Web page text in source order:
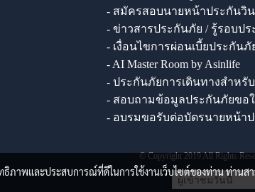
- สมัครสอบนายหน้าประกันวิ
- ข่าวสารประกันภัย / รู้รอบป
- เงื่อนไขการผ่อนเบี้ยประกันภั
- AI Master Room by Asinlife
- ประกันภัยการเดินทางสำหรั
- สอบถามข้อมูลประกันภัยขอ
- อบรมขอรับต่อบัตรนายหน้า
© Copyright 2019 All Rights
ผู้เข้าชมวันนี้
ธิภาพและประสบการณ์ที่ดีในการใช้งานเว็บไซต์ของท่าน ท่านส